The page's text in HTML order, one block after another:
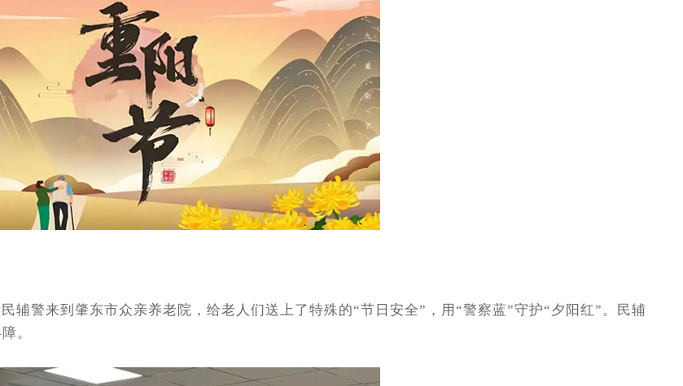
警来到肇东市众亲养老院，给老人们送上了特殊的“节日安全”，用“警察蓝”守护“夕阳红”。民辅
。